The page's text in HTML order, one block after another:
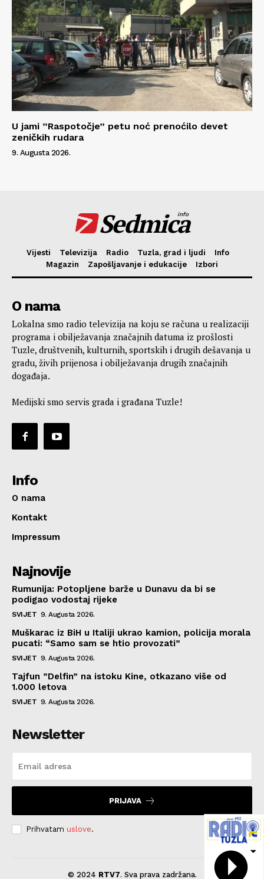
U jami ”Raspotočje” petu noć prenoćilo devet
zeničkih rudara
9. Augusta 2026.
Sedmica
info
Vijesti Televizija Radio Tuzla, grad i ljudi
Info
Magazin
Zapošljavanje i edukacije Izbori
O nama
Lokalna smo radio televizija na koju se računa u realizaciji
programa i obilježavanja značajnih datuma iz prošlosti
Tuzle, društvenih, kulturnih, sportskih i drugih dešavanja u
gradu, živih prijenosa i obilježavanja drugih značajnih
događaja.
Medijski smo servis grada i građana Tuzle!
Info
O nama
Kontakt
Impressum
Najnovije
Rumunija: Potopljene barže u Dunavu da bi se
podigao vodostaj rijeke
SVIJET 9. Augusta 2026.
Muškarac iz BiH u Italiji ukrao kamion, policija morala
pucati: “Samo sam se htio provozati”
SVIJET 9. Augusta 2026.
Tajfun ”Delfin” na istoku Kine, otkazano više od
1.000 letova
SVIJET 9. Augusta 2026.
Newsletter
PRIJAVA
Prihvatam uslove.
© 2024 RTV7. Sva prava zadržana.